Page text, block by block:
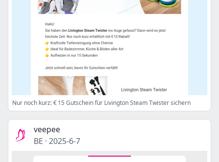
Nur noch kurz: € 15 Gutschein für Livington Steam Twister sichern
veepee
BE · 2025-6-7